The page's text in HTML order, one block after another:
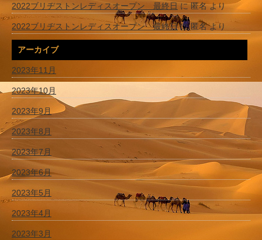
2022ブリヂストンレディスオープン 最終日 に匿名より
2022ブリヂストンレディスオープン 最終日に匿名より
アーカイブ
2023年11月
2023年10月
2023年9月
2023年8月
2023年7月
2023年6月
2023年5月
2023年4月
2023年3月